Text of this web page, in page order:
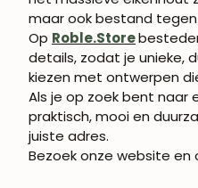
maar ook bestand tegen
Op Roble.Store
details, zodat je unieke,
kiezen met ontwerpen
Als je op zoek bent naar
praktisch, mooi en
juiste adres.
Bezoek onze website